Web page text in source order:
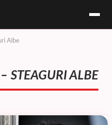
Albe
STEAGURI ALBE